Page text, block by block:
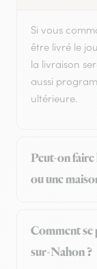
Si vous
être livré le
la livraison
aussi
ultérieure.
Peut-on
ou une
Comment se
sur-Nahon ?